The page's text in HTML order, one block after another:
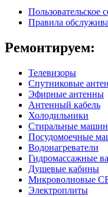
Пользовательское
Правила
Ремонтируем:
Телевизоры
Спутниковые
Эфирные антенны
Антенный кабель
Холодильники
Стиральные
Посудомоечные
Водонагреватели
Гидромассажные
Душевые кабины
Микроволновые
Электроплиты